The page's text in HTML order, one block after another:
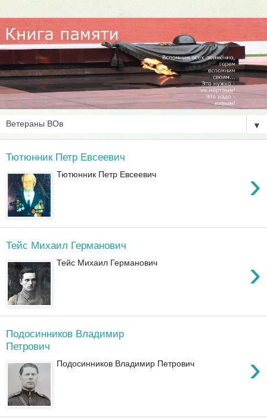
▼
Тютюнник Петр Евсеевич
›
Тютюнник Петр Евсеевич
Тейс Михаил Германович
›
Тейс Михаил Германович
Подосинников Владимир
Петрович
›
Подосинников Владимир Петрович